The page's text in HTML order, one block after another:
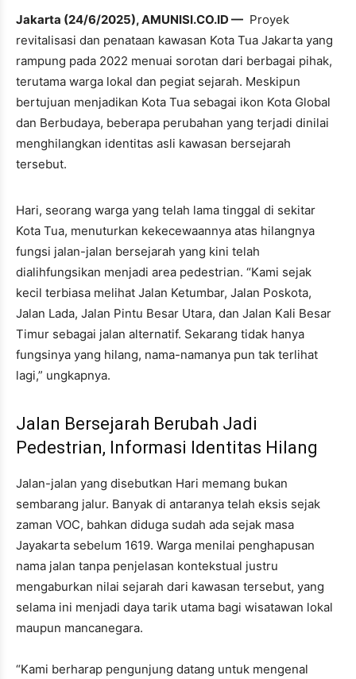
Jakarta (24/6/2025), AMUNISI.CO.ID — Proyek
revitalisasi dan penataan kawasan Kota Tua Jakarta yang
rampung pada 2022 menuai sorotan dari berbagai pihak,
terutama warga lokal dan pegiat sejarah. Meskipun
bertujuan menjadikan Kota Tua sebagai ikon Kota Global
dan Berbudaya, beberapa perubahan yang terjadi dinilai
menghilangkan identitas asli kawasan bersejarah
tersebut.
Hari, seorang warga yang telah lama tinggal di sekitar
Kota Tua, menuturkan kekecewaannya atas hilangnya
fungsi jalan-jalan bersejarah yang kini telah
dialihfungsikan menjadi area pedestrian. “Kami sejak
kecil terbiasa melihat Jalan Ketumbar, Jalan Poskota,
Jalan Lada, Jalan Pintu Besar Utara, dan Jalan Kali Besar
Timur sebagai jalan alternatif. Sekarang tidak hanya
fungsinya yang hilang, nama-namanya pun tak terlihat
lagi,” ungkapnya.
Jalan Bersejarah Berubah Jadi
Pedestrian, Informasi Identitas Hilang
Jalan-jalan yang disebutkan Hari memang bukan
sembarang jalur. Banyak di antaranya telah eksis sejak
zaman VOC, bahkan diduga sudah ada sejak masa
Jayakarta sebelum 1619. Warga menilai penghapusan
nama jalan tanpa penjelasan kontekstual justru
mengaburkan nilai sejarah dari kawasan tersebut, yang
selama ini menjadi daya tarik utama bagi wisatawan lokal
maupun mancanegara.
“Kami berharap pengunjung datang untuk mengenal